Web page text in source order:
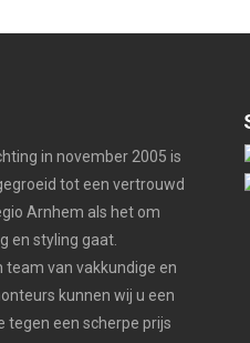
in november 2005 is
tot een vertrouwd
Arnhem als het om
en styling gaat.
team van vakkundige en
kunnen wij u een
tegen een scherpe prijs